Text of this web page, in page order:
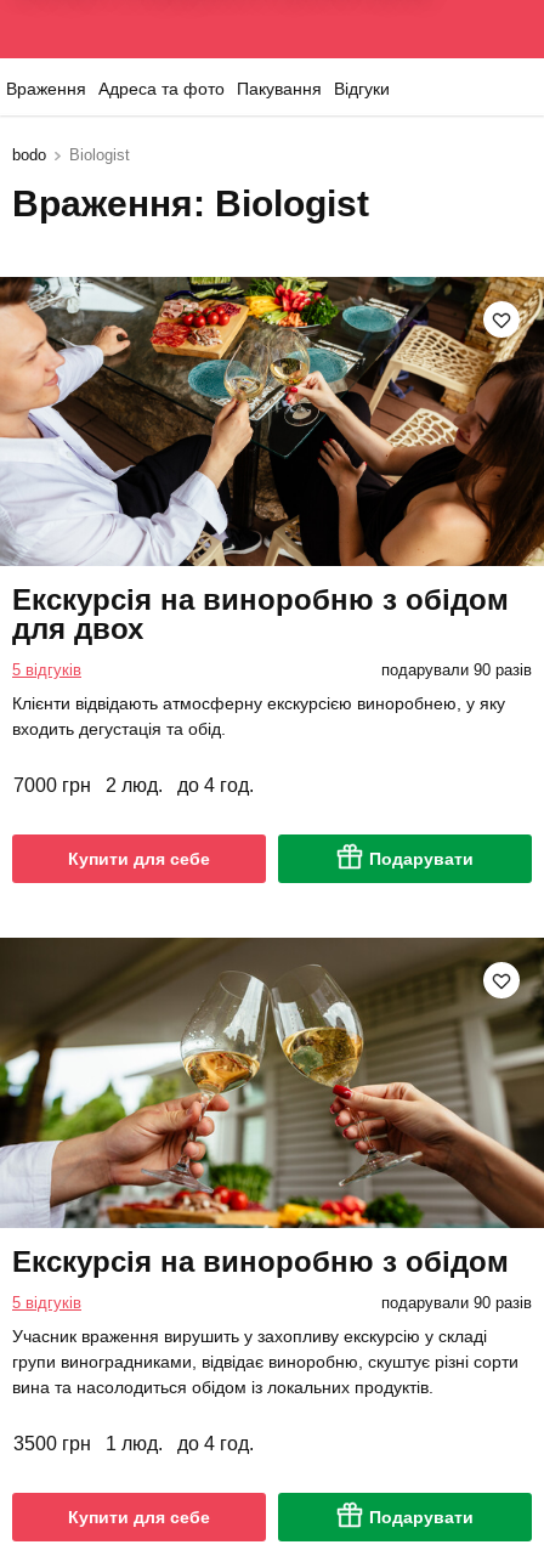
Враження Адреса та фото Пакування Відгуки
bodo Biologist
Враження: Biologist
Екскурсія на виноробню з обідом
для двох
5 відгуків подарували 90 разів
Клієнти відвідають атмосферну екскурсією виноробнею, у яку
входить дегустація та обід.
7000 грн 2 люд. до 4 год.
Купити для себе Подарувати
Екскурсія на виноробню з обідом
5 відгуків подарували 90 разів
Учасник враження вирушить у захопливу екскурсію у складі
групи виноградниками, відвідає виноробню, скуштує різні сорти
вина та насолодиться обідом із локальних продуктів.
3500 грн 1 люд. до 4 год.
Купити для себе Подарувати